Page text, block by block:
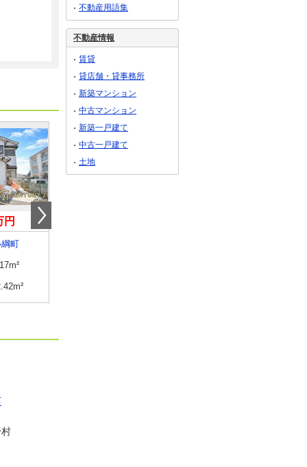
円
町
不動産用語集
不動産情報
賃貸
貸店舗・貸事務所
新築マンション
中古マンション
新築一戸建て
中古一戸建て
土地